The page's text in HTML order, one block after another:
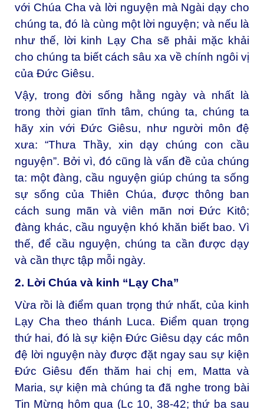
với Chúa Cha và lời nguyện mà Ngài dạy cho
chúng ta, đó là cùng một lời nguyện; và nếu là
như thế, lời kinh Lạy Cha sẽ phải mặc khải
cho chúng ta biết cách sâu xa về chính ngôi vị
của Đức Giêsu.
Vậy, trong đời sống hằng ngày và nhất là
trong thời gian tĩnh tâm, chúng ta, chúng ta
hãy xin với Đức Giêsu, như người môn đệ
xưa: “Thưa Thầy, xin dạy chúng con cầu
nguyện”. Bởi vì, đó cũng là vấn đề của chúng
ta: một đàng, cầu nguyện giúp chúng ta sống
sự sống của Thiên Chúa, được thông ban
cách sung mãn và viên mãn nơi Đức Kitô;
đàng khác, cầu nguyện khó khăn biết bao. Vì
thế, để cầu nguyện, chúng ta cần được dạy
và cần thực tập mỗi ngày.
2. Lời Chúa và kinh “Lạy Cha”
Vừa rồi là điểm quan trọng thứ nhất, của kinh
Lạy Cha theo thánh Luca. Điểm quan trọng
thứ hai, đó là sự kiện Đức Giêsu dạy các môn
đệ lời nguyện này được đặt ngay sau sự kiện
Đức Giêsu đến thăm hai chị em, Matta và
Maria, sự kiện mà chúng ta đã nghe trong bài
Tin Mừng hôm qua (Lc 10, 38-42; thứ ba sau